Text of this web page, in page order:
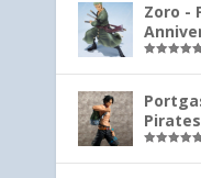
Zoro -